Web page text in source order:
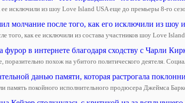
исключили из шоу Love Island USA еще до премьеры 8-го
молчание после того, как его исключили из шоу
как ее исключили из состава участников шоу Love
в интернете благодаря сходству с Чарли
похож на убитого политического деятеля.
данью памяти, которая растрогала
память покойного исполнительного продюсера Джеймса